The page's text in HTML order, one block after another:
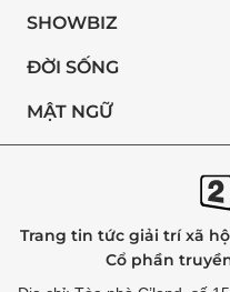
SHOWBIZ
ĐỜI SỐNG
MẬT NGỮ
Trang tin tức giải trí xã
Cổ phần